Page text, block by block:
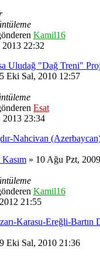
Kamil16
2013 22:32
Uludağ "Dağ Treni"
Eki Sal, 2010 12:57
Esat
2013 23:34
Nahcivan
» 10 Ağu Pzt,
Kamil16
21:55
Karasu-Ereğli-Bartın
Eki Sal, 2010 21:36